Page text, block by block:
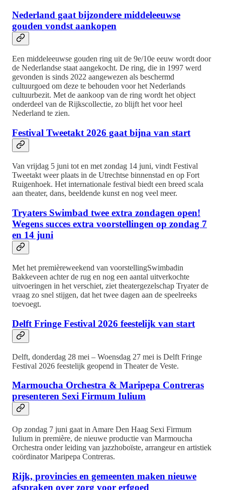
Nederland gaat bijzondere middeleeuwse
gouden vondst aankopen
Een middeleeuwse gouden ring uit de 9e/10e eeuw wordt door
de Nederlandse staat aangekocht. De ring, die in 1997 werd
gevonden is sinds 2022 aangewezen als beschermd
cultuurgoed om deze te behouden voor het Nederlands
cultuurbezit. Met de aankoop van de ring wordt het object
onderdeel van de Rijkscollectie, zo blijft het voor heel
Nederland te zien.
Festival Tweetakt 2026 gaat bijna van start
Van vrijdag 5 juni tot en met zondag 14 juni, vindt Festival
Tweetakt weer plaats in de Utrechtse binnenstad en op Fort
Ruigenhoek. Het internationale festival biedt een breed scala
aan theater, dans, beeldende kunst en nog veel meer.
Tryaters Swimbad twee extra zondagen open!
Wegens succes extra voorstellingen op zondag 7
en 14 juni
Met het premièreweekend van voorstellingSwimbadin
Bakkeveen achter de rug en nog een aantal uitverkochte
uitvoeringen in het verschiet, ziet theatergezelschap Tryater de
vraag zo snel stijgen, dat het twee dagen aan de speelreeks
toevoegt.
Delft Fringe Festival 2026 feestelijk van start
Delft, donderdag 28 mei – Woensdag 27 mei is Delft Fringe
Festival 2026 feestelijk geopend in Theater de Veste.
Marmoucha Orchestra & Maripepa Contreras
presenteren Sexi Firmum Iulium
Op zondag 7 juni gaat in Amare Den Haag Sexi Firmum
Iulium in première, de nieuwe productie van Marmoucha
Orchestra onder leiding van jazzhoboïste, arrangeur en artistiek
coördinator Maripepa Contreras.
Rijk, provincies en gemeenten maken nieuwe
afspraken over zorg voor erfgoed